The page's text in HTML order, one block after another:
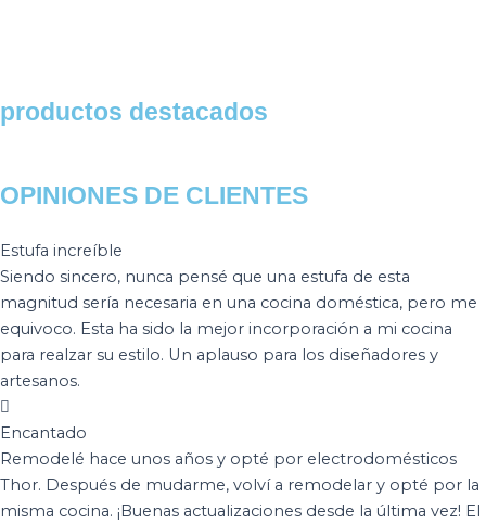
productos destacados
OPINIONES DE CLIENTES
Estufa increíble
Siendo sincero, nunca pensé que una estufa de esta
magnitud sería necesaria en una cocina doméstica, pero me
equivoco. Esta ha sido la mejor incorporación a mi cocina
para realzar su estilo. Un aplauso para los diseñadores y
artesanos.
Encantado
Remodelé hace unos años y opté por electrodomésticos
Thor. Después de mudarme, volví a remodelar y opté por la
misma cocina. ¡Buenas actualizaciones desde la última vez! El